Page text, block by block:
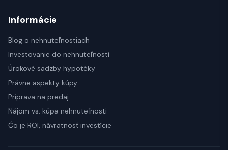
Informácie
Blog o nehnuteľnostiach
Investovanie do nehnuteľností
Úrokové sadzby hypotéky
Právne aspekty kúpy
Príprava na predaj
Nájom vs. kúpa nehnuteľnosti
Čo je ROI, návratnosť investície